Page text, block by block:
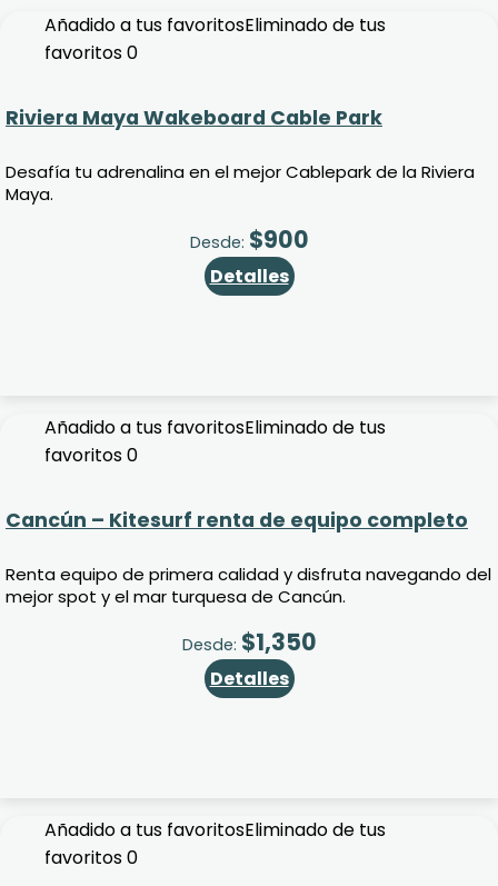
Añadido a tus favoritosEliminado de tus
favoritos0
Riviera Maya Wakeboard Cable Park
Desafía tu adrenalina en el mejor Cablepark de la Riviera
Maya.
Desde: $900
Detalles
Añadido a tus favoritosEliminado de tus
favoritos0
Cancún – Kitesurf renta de equipo completo
Renta equipo de primera calidad y disfruta navegando del
mejor spot y el mar turquesa de Cancún.
Desde: $1,350
Detalles
Añadido a tus favoritosEliminado de tus
favoritos0